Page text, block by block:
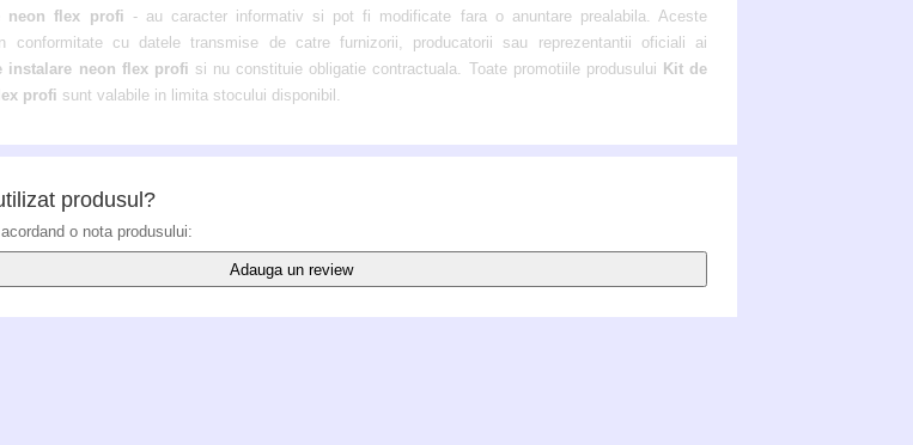
neon flex profi - au caracter informativ si pot fi modificate fara o anuntare prealabila. Aceste
conformitate cu datele transmise de catre furnizorii, producatorii sau reprezentantii oficiali ai
instalare neon flex profi si nu constituie obligatie contractuala. Toate promotiile produsului Kit de
profi sunt valabile in limita stocului disponibil.
produsul?
o nota produsului:
Adauga un review